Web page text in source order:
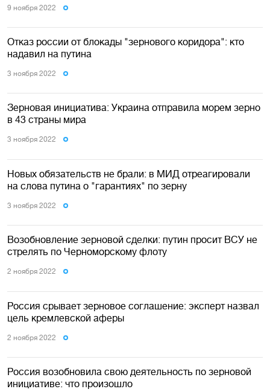
9 ноября 2022
Отказ россии от блокады "зернового коридора": кто
надавил на путина
3 ноября 2022
Зерновая инициатива: Украина отправила морем зерно
в 43 страны мира
3 ноября 2022
Новых обязательств не брали: в МИД отреагировали
на слова путина о "гарантиях" по зерну
3 ноября 2022
Возобновление зерновой сделки: путин просит ВСУ не
стрелять по Черноморскому флоту
2 ноября 2022
Россия срывает зерновое соглашение: эксперт назвал
цель кремлевской аферы
2 ноября 2022
Россия возобновила свою деятельность по зерновой
инициативе: что произошло